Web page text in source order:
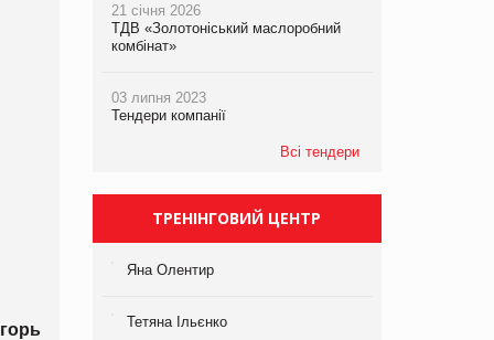
21 січня 2026
ТДВ «Золотоніський маслоробний
комбінат»
03 липня 2023
Тендери компанії
Всі тендери
ТРЕНІНГОВИЙ ЦЕНТР
Яна Олентир
Тетяна Ільєнко